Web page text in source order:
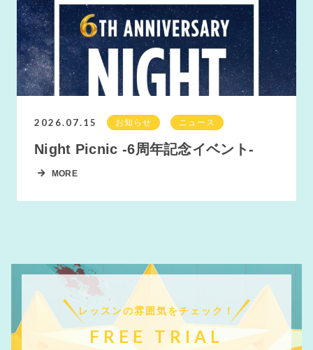
2026.07.15 お知らせ ニュース
Night Picnic -6周年記念イベント-
MORE
レッスンの雰囲気をチェック！
FREE TRIAL